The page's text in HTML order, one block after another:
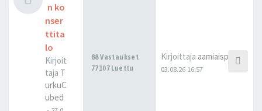
n ko
nser
ttita
lo
Kirjoit
taja T
urkuC
ubed
88 Vastaukset
77107 Luettu
Kirjoittaja aamiaispulla
03.08.26 16:57